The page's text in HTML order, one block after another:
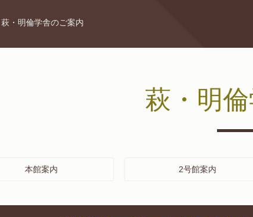
萩・明倫学舎のご案内
萩・明
本館案内 2号館案内